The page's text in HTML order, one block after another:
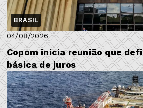
BRASIL
04/08/2026
Copom inicia reunião que
básica de juros